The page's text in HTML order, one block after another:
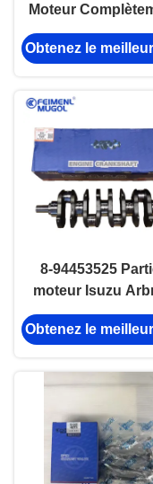
Moteur
garniture de la
joint Pour la
GW4C20
Obtenez le
8-94453525
moteur Isuzu
manivelle Pour
4JB1 100P
Obtenez le